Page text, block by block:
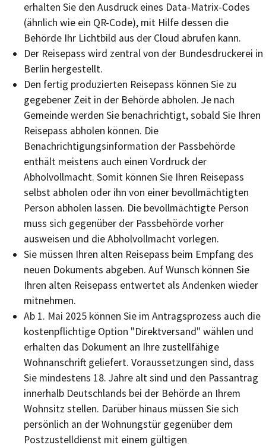
erhalten Sie den Ausdruck eines Data-Matrix-Codes
(ähnlich wie ein QR-Code), mit Hilfe dessen die
Behörde Ihr Lichtbild aus der Cloud abrufen kann.
Der Reisepass wird zentral von der Bundesdruckerei in
Berlin hergestellt.
Den fertig produzierten Reisepass können Sie zu
gegebener Zeit in der Behörde abholen. Je nach
Gemeinde werden Sie benachrichtigt, sobald Sie Ihren
Reisepass abholen können. Die
Benachrichtigungsinformation der Passbehörde
enthält meistens auch einen Vordruck der
Abholvollmacht. Somit können Sie Ihren Reisepass
selbst abholen oder ihn von einer bevollmächtigten
Person abholen lassen. Die bevollmächtigte Person
muss sich gegenüber der Passbehörde vorher
ausweisen und die Abholvollmacht vorlegen.
Sie müssen Ihren alten Reisepass beim Empfang des
neuen Dokuments abgeben. Auf Wunsch können Sie
Ihren alten Reisepass entwertet als Andenken wieder
mitnehmen.
Ab 1. Mai 2025 können Sie im Antragsprozess auch die
kostenpflichtige Option "Direktversand" wählen und
erhalten das Dokument an Ihre zustellfähige
Wohnanschrift geliefert. Voraussetzungen sind, dass
Sie mindestens 18. Jahre alt sind und den Passantrag
innerhalb Deutschlands bei der Behörde an Ihrem
Wohnsitz stellen. Darüber hinaus müssen Sie sich
persönlich an der Wohnungstür gegenüber dem
Postzustelldienst mit einem gültigen